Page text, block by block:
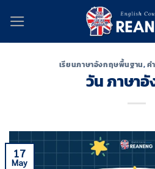
content
เรียนภาษาอังกฤษพื้นฐาน,ค
วัน ภาษา
17
May